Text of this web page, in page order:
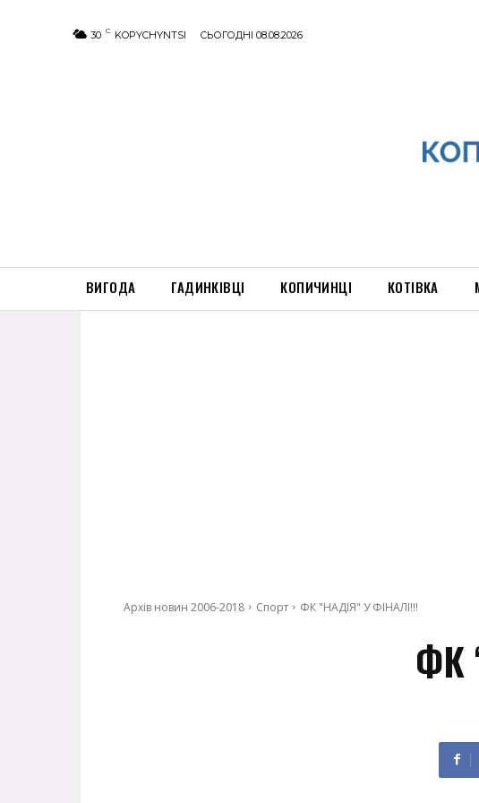
30 C KOPYCHYNTSI СЬОГОДНІ 08.08.2026
ВИГОДА ГАДИНКІВЦІ КОПИЧИНЦІ КОТІВКА
Архів новин 2006-2018 Спорт ФК "НАДІЯ" У ФІНАЛІ!!!
ФК